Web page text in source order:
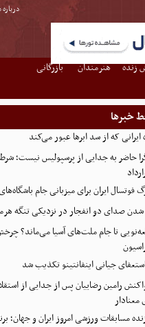
درباره
زنده هنرمندان
بازرگانی
خبرها
ایرانی که از سد ابرها عبور می‌کند
حاضر به جدایی از پرسپولیس نیست؛
فوتسال ایران برای میزبانی جام
صدای دو انفجار در نزدیکی تنگه
تا جام ملت‌های آسیا می‌ماند؟
جیانی اینفانتینو تکذیب شد
رامین رضاییان پس از جدایی از
معنادار
مسابقات ورزشی امروز ایران و جهان؛